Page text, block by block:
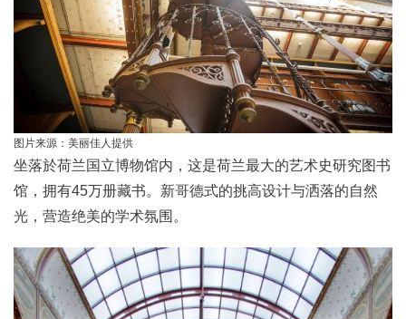
图片来源：美丽佳人提供
坐落於荷兰国立博物馆内，这是荷兰最大的艺术史研究图书
馆，拥有45万册藏书。新哥德式的挑高设计与洒落的自然
光，营造绝美的学术氛围。